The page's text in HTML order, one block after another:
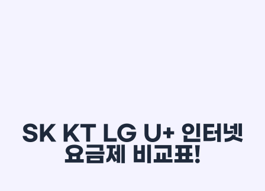
SK KT LG U+ 인터넷
요금제 비교표!